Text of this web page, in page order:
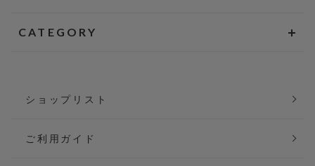
CATEGORY
ショップリスト
ご利用ガイド